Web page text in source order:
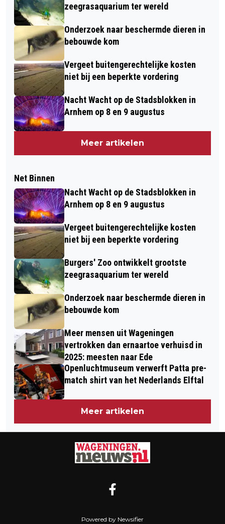
zeegrasaquarium ter wereld
Onderzoek naar beschermde dieren in
bebouwde kom
Vergeet buitengerechtelijke kosten
niet bij een beperkte vordering
Nacht Wacht op de Stadsblokken in
Arnhem op 8 en 9 augustus
Meer artikelen
Net Binnen
Nacht Wacht op de Stadsblokken in
Arnhem op 8 en 9 augustus
Vergeet buitengerechtelijke kosten
niet bij een beperkte vordering
Burgers' Zoo ontwikkelt grootste
zeegrasaquarium ter wereld
Onderzoek naar beschermde dieren in
bebouwde kom
Meer mensen uit Wageningen
vertrokken dan ernaartoe verhuisd in
2025: meesten naar Ede
Openluchtmuseum verwerft Patta pre-
match shirt van het Nederlands Elftal
Meer artikelen
Powered by Newsifier